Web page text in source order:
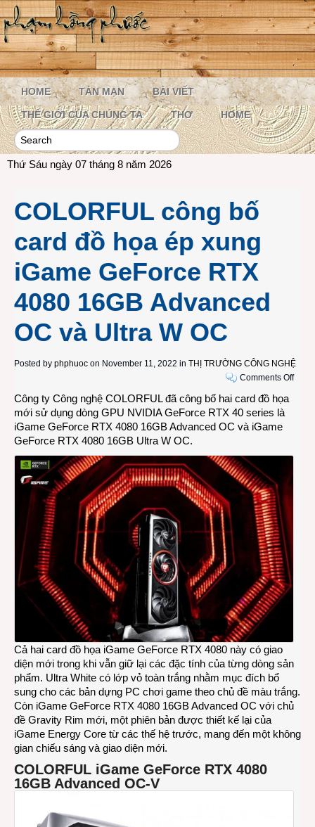
HOME TẢN MẠN BÀI VIẾT
THẾ GIỚI CỦA CHÚNG TA THƠ HOME
Thứ Sáu ngày 07 tháng 8 năm 2026
COLORFUL công bố
card đồ họa ép xung
iGame GeForce RTX
4080 16GB Advanced
OC và Ultra W OC
Posted by phphuoc on November 11, 2022 in THỊ TRƯỜNG CÔNG NGHỆ
Comments Offon
Công ty Công nghệ COLORFUL đã công bố hai card đồ họa
mới sử dụng dòng GPU NVIDIA GeForce RTX 40 series là
iGame GeForce RTX 4080 16GB Advanced OC và iGame
GeForce RTX 4080 16GB Ultra W OC.
Cả hai card đồ họa iGame GeForce RTX 4080 này có giao
diện mới trong khi vẫn giữ lại các đặc tính của từng dòng sản
phẩm. Ultra White có lớp vỏ toàn trắng nhằm mục đích bổ
sung cho các bản dựng PC chơi game theo chủ đề màu trắng.
Còn iGame GeForce RTX 4080 16GB Advanced OC với chủ
đề Gravity Rim mới, một phiên bản được thiết kế lại của
iGame Energy Core từ các thế hệ trước, mang đến một không
gian chiếu sáng và giao diện mới.
COLORFUL iGame GeForce RTX 4080
16GB Advanced OC-V